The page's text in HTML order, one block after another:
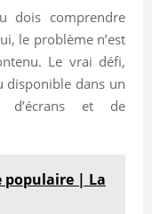
dois comprendre
le problème n’est
Le vrai défi,
disponible dans un
d’écrans et de
populaire | La